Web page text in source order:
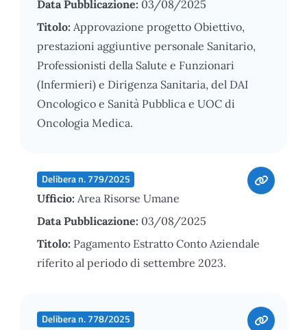
Data Pubblicazione: 03/08/2025
Titolo: Approvazione progetto Obiettivo,
prestazioni aggiuntive personale Sanitario,
Professionisti della Salute e Funzionari
(Infermieri) e Dirigenza Sanitaria, del DAI
Oncologico e Sanità Pubblica e UOC di
Oncologia Medica.
Delibera n. 779/2025
Ufficio: Area Risorse Umane
Data Pubblicazione: 03/08/2025
Titolo: Pagamento Estratto Conto Aziendale
riferito al periodo di settembre 2023.
Delibera n. 778/2025